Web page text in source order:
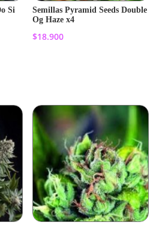
Si
Semillas Pyramid Seeds Double
Og Haze x4
$18.900